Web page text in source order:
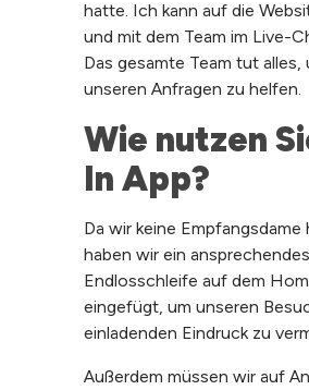
hatte. Ich kann auf die
und mit dem Team im Live-
Das gesamte Team tut alles,
unseren Anfragen zu helfen.
Wie nutzen
In App?
Da wir keine Empfangsdame
haben wir ein
Endlosschleife auf dem
eingefügt, um unseren
einladenden Eindruck zu
Außerdem müssen wir auf